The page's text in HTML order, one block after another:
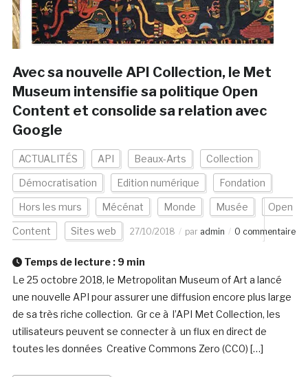
Avec sa nouvelle API Collection, le Met
Museum intensifie sa politique Open
Content et consolide sa relation avec
Google
ACTUALITÉS API Beaux-Arts Collection
Démocratisation Edition numérique Fondation
Hors les murs Mécénat Monde Musée Open
Content Sites web 27/10/2018 par admin 0 commentaire
Temps de lecture : 9 min
Le 25 octobre 2018, le Metropolitan Museum of Art a lancé
une nouvelle API pour assurer une diffusion encore plus large
de sa très riche collection. Gr ce à l’API Met Collection, les
utilisateurs peuvent se connecter à un flux en direct de
toutes les données Creative Commons Zero (CC0) […]